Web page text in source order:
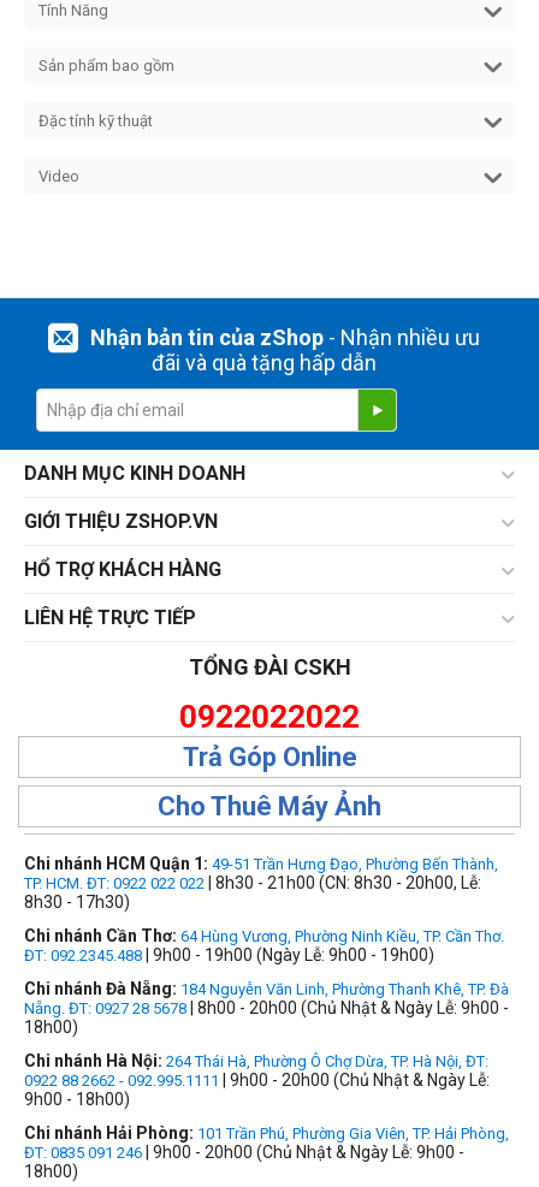
Tính Năng
Sản phẩm bao gồm
Đặc tính kỹ thuật
Video
Nhận bản tin của zShop- Nhận nhiều ưu
đãi và quà tặng hấp dẫn
DANH MỤC KINH DOANH
GIỚI THIỆU ZSHOP.VN
HỔ TRỢ KHÁCH HÀNG
LIÊN HỆ TRỰC TIẾP
TỔNG ĐÀI CSKH
0922022022
Trả Góp Online
Cho Thuê Máy Ảnh
Chi nhánh HCM Quận 1: 49-51 Trần Hưng Đạo, Phường Bến Thành,
TP. HCM. ĐT: 0922 022 022 | 8h30 - 21h00 (CN: 8h30 - 20h00, Lễ:
8h30 - 17h30)
Chi nhánh Cần Thơ: 64 Hùng Vương, Phường Ninh Kiều, TP. Cần Thơ.
ĐT: 092.2345.488 | 9h00 - 19h00 (Ngày Lễ: 9h00 - 19h00)
Chi nhánh Đà Nẵng: 184 Nguyễn Văn Linh, Phường Thanh Khê, TP. Đà
Nẵng. ĐT: 0927 28 5678 | 8h00 - 20h00 (Chủ Nhật & Ngày Lễ: 9h00 -
18h00)
Chi nhánh Hà Nội: 264 Thái Hà, Phường Ô Chợ Dừa, TP. Hà Nội, ĐT:
0922 88 2662 - 092.995.1111
| 9h00 - 20h00 (Chủ Nhật & Ngày Lễ:
9h00 - 18h00)
Chi nhánh Hải Phòng: 101 Trần Phú, Phường Gia Viên, TP. Hải Phòng,
ĐT: 0835 091 246 | 9h00 - 20h00 (Chủ Nhật & Ngày Lễ: 9h00 -
18h00)